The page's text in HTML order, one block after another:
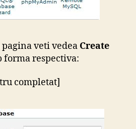
pagina veti vedea Create
forma respectiva:
completat]